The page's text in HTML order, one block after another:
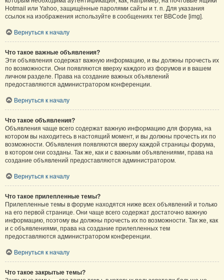
Hotmail или Yahoo, защищённые паролями сайты и т. п. Для указания
ссылок на изображения используйте в сообщениях тег BBCode [img].
Вернуться к началу
Что такое важные объявления?
Эти объявления содержат важную информацию, и вы должны прочесть их
по возможности. Они появляются вверху каждого из форумов и в вашем
личном разделе. Права на создание важных объявлений
предоставляются администратором конференции.
Вернуться к началу
Что такое объявления?
Объявления чаще всего содержат важную информацию для форума, на
котором вы находитесь в настоящий момент, и вы должны прочесть их по
возможности. Объявления появляются вверху каждой страницы форума,
в котором они созданы. Так же, как и с важными объявлениями, права на
создание объявлений предоставляются администратором.
Вернуться к началу
Что такое прилепленные темы?
Прилепленные темы в форуме находятся ниже всех объявлений и только
на его первой странице. Они чаще всего содержат достаточно важную
информацию, поэтому вы должны прочесть их по возможности. Так же, как
и с объявлениями, права на создание прилепленных тем
предоставляются администратором конференции.
Вернуться к началу
Что такое закрытые темы?